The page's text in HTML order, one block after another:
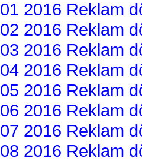
01 2016 Reklam
02 2016 Reklam
03 2016 Reklam
04 2016 Reklam
05 2016 Reklam
06 2016 Reklam
07 2016 Reklam
08 2016 Reklam